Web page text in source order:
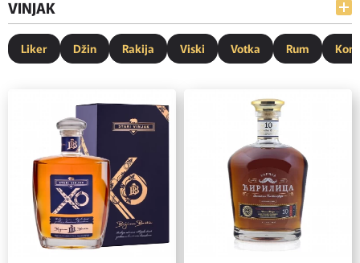
VINJAK
Liker Džin Rakija Viski Votka Rum